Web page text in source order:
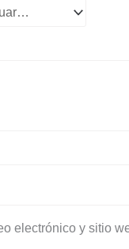
electrónico y sitio